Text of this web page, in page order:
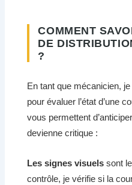
COMMENT
DE
?
En tant que mécanicien,
pour évaluer l’état d’une
vous permettent
devienne critique :
Les signes visuels sont
contrôle, je vérifie si la